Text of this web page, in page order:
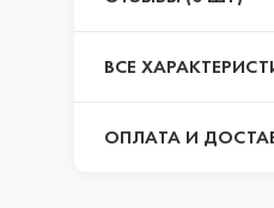
ВСЕ
ОПЛАТА И